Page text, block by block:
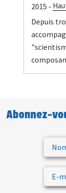
2015 -
Depuis
Abonnez-